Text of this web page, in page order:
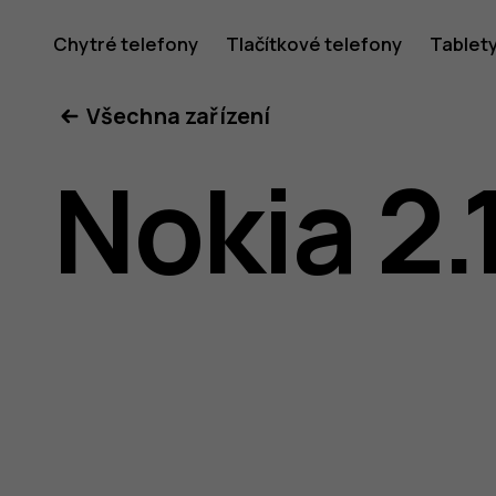
příručka
k
Chytré telefony Tlačítkové telefony
Všechna zařízení
Nokia